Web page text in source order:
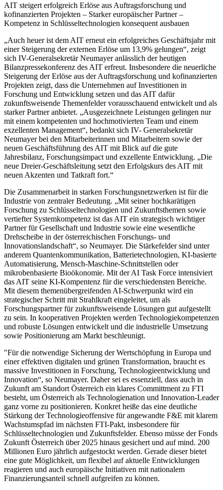
AIT steigert erfolgreich Erlöse aus Auftragsforschung und
kofinanzierten Projekten – Starker europäischer Partner –
Kompetenz in Schlüsseltechnologien konsequent ausbauen
„Auch heuer ist dem AIT erneut ein erfolgreiches Geschäftsjahr mit
einer Steigerung der externen Erlöse um 13,9% gelungen“, zeigt
sich IV-Generalsekretär Neumayer anlässlich der heutigen
Bilanzpressekonferenz des AIT erfreut. Insbesondere die neuerliche
Steigerung der Erlöse aus der Auftragsforschung und kofinanzierten
Projekten zeigt, dass die Unternehmen auf Investitionen in
Forschung und Entwicklung setzen und das AIT dafür
zukunftsweisende Themenfelder vorausschauend entwickelt und als
starker Partner anbietet. „Ausgezeichnete Leistungen gelingen nur
mit einem kompetenten und hochmotivierten Team und einem
exzellenten Management“, bedankt sich IV- Generalsekretär
Neumayer bei den Mitarbeiterinnen und Mitarbeitern sowie der
neuen Geschäftsführung des AIT mit Blick auf die gute
Jahresbilanz, Forschungsimpact und exzellente Entwicklung. „Die
neue Dreier-Geschäftsleitung setzt den Erfolgskurs des AIT mit
neuen Akzenten und Tatkraft fort.“
Die Zusammenarbeit in starken Forschungsnetzwerken ist für die
Industrie von zentraler Bedeutung. „Mit seiner hochkarätigen
Forschung zu Schlüsseltechnologien und Zukunftsthemen sowie
vertiefter Systemkompetenz ist das AIT ein strategisch wichtiger
Partner für Gesellschaft und Industrie sowie eine wesentliche
Drehscheibe in der österreichischen Forschungs- und
Innovationslandschaft“, so Neumayer. Die Stärkefelder sind unter
anderem Quantenkommunikation, Batterietechnologien, KI-basierte
Automatisierung, Mensch-Maschine-Schnittstellen oder
mikrobenbasierte Bioökonomie. Mit der AI Task Force intensiviert
das AIT seine KI-Kompentenz für die verschiedensten Bereiche.
Mit diesem themenübergreifenden AI-Schwerpunkt wird ein
strategischer Schritt mit Strahlkraft eingeleitet, um als
Forschungspartner für zukunftsweisende Lösungen gut aufgestellt
zu sein. In kooperativen Projekten werden Technologiekompetenzen
und robuste Lösungen entwickelt und die industrielle Umsetzung
sowie Positionierung am Markt beschleunigt.
"Für die notwendige Sicherung der Wertschöpfung in Europa und
einer effektiven digitalen und grünen Transformation, braucht es
massive Investitionen in Forschung, Technologieentwicklung und
Innovation“, so Neumayer. Daher sei es essenziell, dass auch in
Zukunft am Standort Österreich ein klares Committment zu FTI
besteht, um Österreich als Technologienation und Innovation-Leader
ganz vorne zu positionieren. Konkret heiße das eine deutliche
Stärkung der Technologieoffensive für angewandte F&E mit klarem
Wachstumspfad im nächsten FTI-Pakt, insbesondere für
Schlüsseltechnologien und Zukunftsfelder. Ebenso müsse der Fonds
Zukunft Österreich über 2025 hinaus gesichert und auf mind. 200
Millionen Euro jährlich aufgestockt werden. Gerade dieser bietet
eine gute Möglichkeit, um flexibel auf aktuelle Entwicklungen
reagieren und auch europäische Initiativen mit nationalem
Finanzierungsanteil schnell aufgreifen zu können.